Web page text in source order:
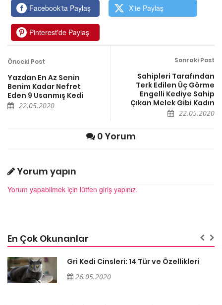
Facebook'ta Paylaş X'te Paylaş
Pinterest'de Paylaş
Önceki Post
Yazdan En Az Senin
Benim Kadar Nefret
Eden 9 Usanmış Kedi
22.05.2020
Sonraki Post
Sahipleri Tarafından
Terk Edilen Üç Görme
Engelli Kediye Sahip
Çıkan Melek Gibi Kadın
22.05.2020
0 Yorum
Yorum yapın
Yorum yapabilmek için lütfen giriş yapınız.
En Çok Okunanlar
Gri Kedi Cinsleri: 14 Tür ve Özellikleri
26.05.2020